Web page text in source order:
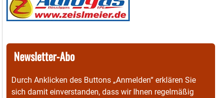
Newsletter-Abo
Durch Anklicken des Buttons „Anmelden“ erklären Sie
sich damit einverstanden, dass wir Ihnen regelmäßig